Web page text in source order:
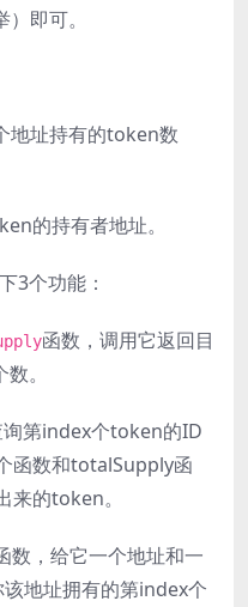
即可。
地址持有的token数
的持有者地址。
3个功能：
函数，调用它返回目
。
第index个token的ID
函数和totalSupply函
来的token。
，给它一个地址和一
地址拥有的第index个